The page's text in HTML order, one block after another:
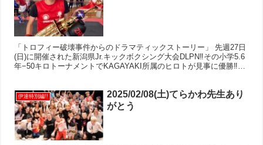
「トロフィー破壊事件からのドラマティックストーリー」 先週27日
(日)に開催された新潟県Jr.キックボクシング大会DLPN‼︎その小学5.6
年−50キロトーナメントでKAGAYAKI所属のヒロトが見事に優勝‼︎‼︎
伊達特別編!!
2025/02/08(土)てらかわ先生あり
がとう